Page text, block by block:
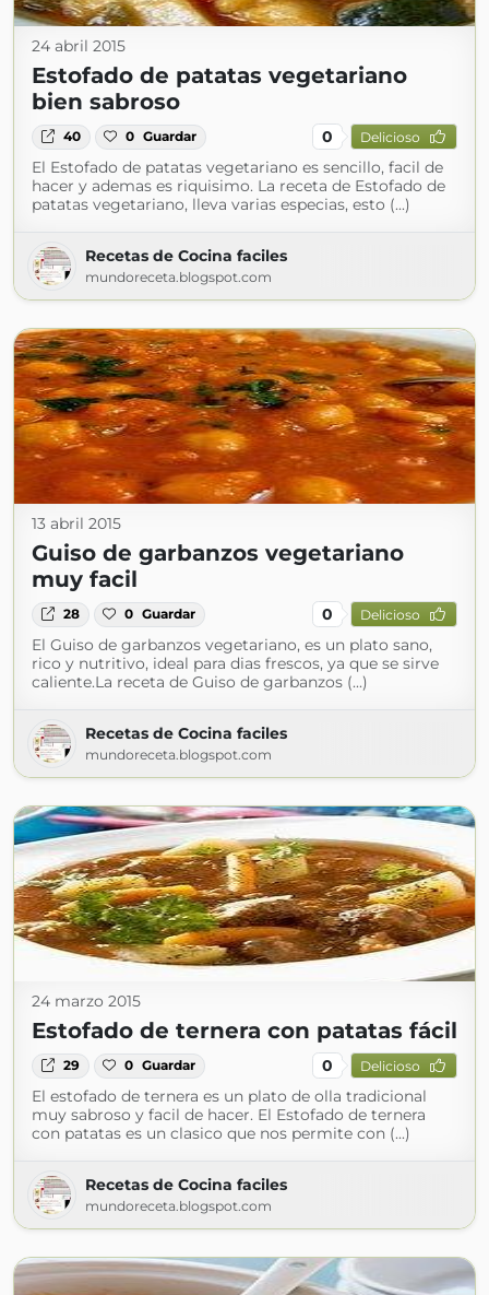
24 abril 2015
Estofado de patatas vegetariano
bien sabroso
40 0 Guardar 0 Delicioso
El Estofado de patatas vegetariano es sencillo, facil de
hacer y ademas es riquisimo. La receta de Estofado de
patatas vegetariano, lleva varias especias, esto (...)
Recetas de Cocina faciles
mundoreceta.blogspot.com
13 abril 2015
Guiso de garbanzos vegetariano
muy facil
28 0 Guardar 0 Delicioso
El Guiso de garbanzos vegetariano, es un plato sano,
rico y nutritivo, ideal para dias frescos, ya que se sirve
caliente.La receta de Guiso de garbanzos (...)
Recetas de Cocina faciles
mundoreceta.blogspot.com
24 marzo 2015
Estofado de ternera con patatas fácil
29 0 Guardar 0 Delicioso
El estofado de ternera es un plato de olla tradicional
muy sabroso y facil de hacer. El Estofado de ternera
con patatas es un clasico que nos permite con (...)
Recetas de Cocina faciles
mundoreceta.blogspot.com